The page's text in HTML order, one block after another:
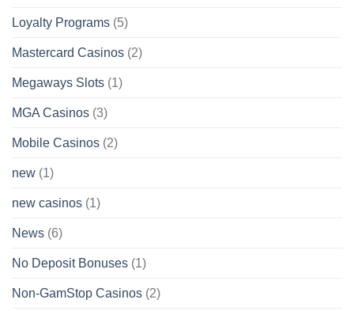
Loyalty Programs (5)
Mastercard Casinos (2)
Megaways Slots (1)
MGA Casinos (3)
Mobile Casinos (2)
new (1)
new casinos (1)
News (6)
No Deposit Bonuses (1)
Non-GamStop Casinos (2)